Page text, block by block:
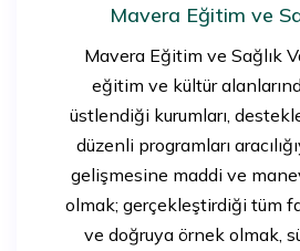
Mavera Eğitim ve
Mavera Eğitim ve Sağlık
eğitim ve kültür
üstlendiği kurumları,
düzenli programları
gelişmesine maddi ve
olmak; gerçekleştirdiği tüm
ve doğruya örnek olmak,